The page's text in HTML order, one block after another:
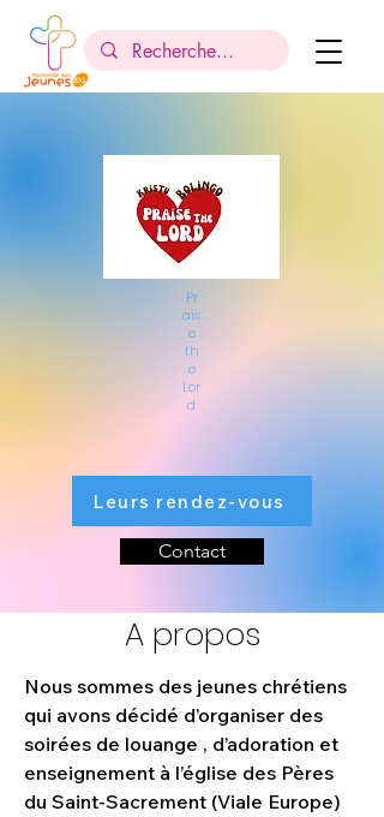
Pr
ais
e
th
e
Lor
d
Leurs rendez-vous
Contact
A propos
Nous sommes des jeunes chrétiens
qui avons décidé d’organiser des
soirées de louange , d’adoration et
enseignement à l’église des Pères
du Saint-Sacrement (Viale Europe)